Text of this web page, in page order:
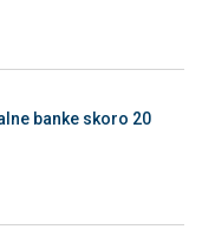
banke skoro 20